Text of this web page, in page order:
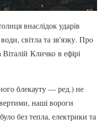
внаслідок ударів
світла та зв'язку. Про
Кличко в ефірі
блекауту — ред.) не
наші вороги
без тепла, електрики та